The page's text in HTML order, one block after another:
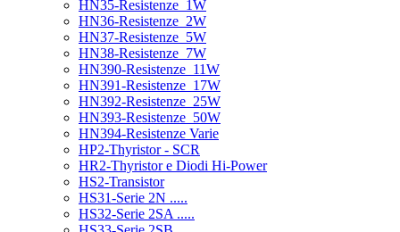
HN35-Resistenze_1W
HN36-Resistenze_2W
HN37-Resistenze_5W
HN38-Resistenze_7W
HN390-Resistenze_11W
HN391-Resistenze_17W
HN392-Resistenze_25W
HN393-Resistenze_50W
HN394-Resistenze Varie
HP2-Thyristor - SCR
HR2-Thyristor e Diodi Hi-Power
HS2-Transistor
HS31-Serie 2N .....
HS32-Serie 2SA .....